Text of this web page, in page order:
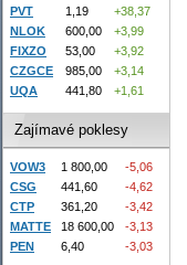
PVT 1,19
+38,37
NLOK
600,00
+3,99
FIXZO
53,00
+3,92
CZGCE
985,00
+3,14
UQA
441,80 +1,61
Zajímavé poklesy
VOW3 1 800,00
-5,06
CSG
441,60
-4,62
CTP
361,20
-3,42
MATTE
18 600,00
-3,13
PEN
6,40 -3,03